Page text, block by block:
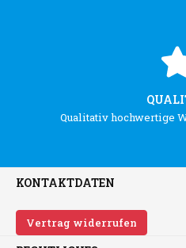
Qualitativ hochwertige
KONTAKTDATEN
Vertrag widerrufen